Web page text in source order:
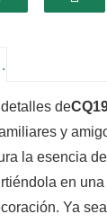
CQ19-Z005-
que aporta
su
la repisa
de la
de
y
la esencia
en
Ya